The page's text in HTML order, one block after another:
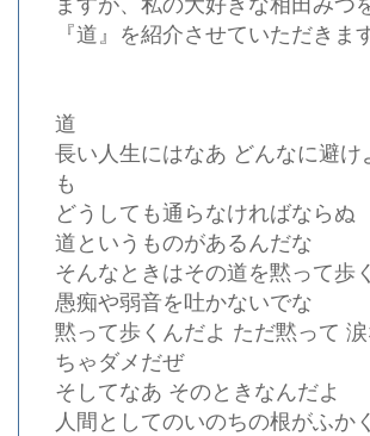
『道』を紹介させていただきます
道
長い人生にはなあ どんなに避け
も
どうしても通らなければならぬ
道というものがあるんだな
そんなときはその道を黙って歩
愚痴や弱音を吐かないでな
黙って歩くんだよ ただ黙って
ちゃダメだぜ
そしてなあ そのときなんだよ
人間としてのいのちの根がふか